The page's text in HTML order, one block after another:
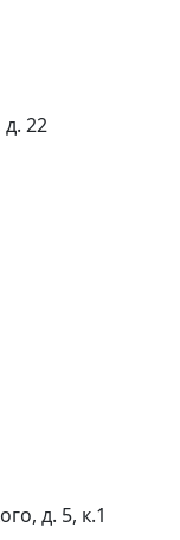
д. 22
д. 5, к.1